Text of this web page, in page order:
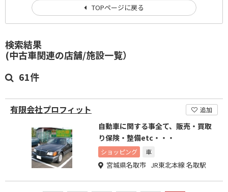
検索結果
(中古車関連の店舗/施設一覧）
61件
有限会社プロフィット 追加
自動車に関する事全て、販売・買取
り保険・整備etc・・・
ショッピング 車
宮城県名取市 JR東北本線 名取駅
TOPページに戻る